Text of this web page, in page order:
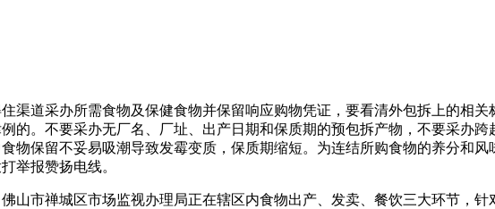
道采办所需食物及保健食物并保留响应购物凭证，要看清外包拆上的相关
的。不要采办无厂名、厂址、出产日期和保质期的预包拆产物，不要采办
物保留不妥易吸潮导致发霉变质，保质期缩短。为连结所购食物的养分和
举报赞扬电线。
市禅城区市场监视办理局正在辖区内食物出产、发卖、餐饮三大环节，针